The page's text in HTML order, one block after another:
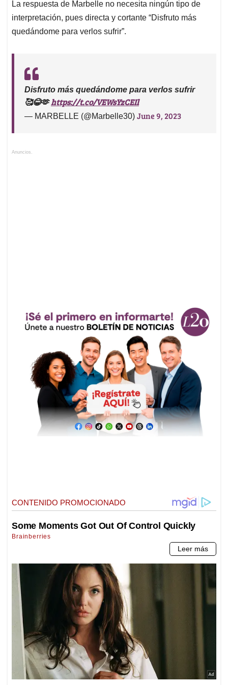
La respuesta de Marbelle no necesita ningún tipo de
interpretación, pues directa y cortante “Disfruto más
quedándome para verlos sufrir”.
Disfruto más quedándome para verlos sufrir
🥰😂🫶https://t.co/VEWsYzCEIl
— MARBELLE (@Marbelle30) June 9, 2023
Anuncios.